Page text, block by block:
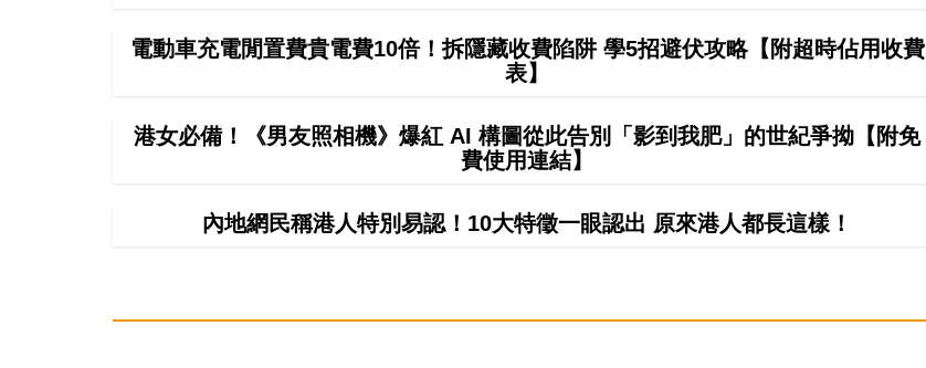
電動車充電閒置費貴電費10倍！拆隱藏收費陷阱 學5招避伏攻略【附超時佔用收費
表】
港女必備！《男友照相機》爆紅 AI 構圖從此告別「影到我肥」的世紀爭拗【附免
費使用連結】
內地網民稱港人特別易認！10大特徵一眼認出 原來港人都長這樣！